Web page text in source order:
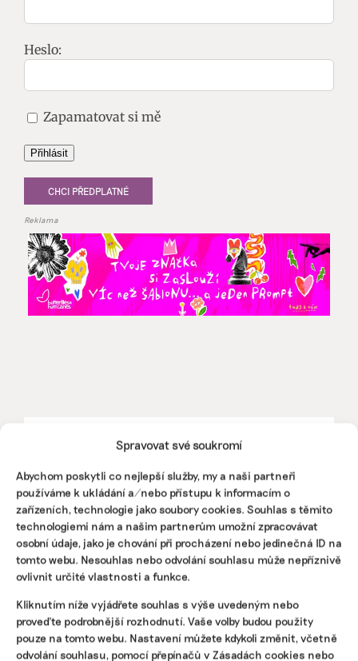
Spravovat své soukromí
Abychom poskytli co nejlepší služby, my a naši partneři
používáme k ukládání a/nebo přístupu k informacím o
zařízeních, technologie jako soubory cookies. Souhlas s těmito
technologiemi nám a našim partnerům umožní zpracovávat
osobní údaje, jako je chování při procházení nebo jedinečná ID na
tomto webu. Nesouhlas nebo odvolání souhlasu může nepříznivě
ovlivnit určité vlastnosti a funkce.
Kliknutím níže vyjádřete souhlas s výše uvedeným nebo
proveďte podrobnější rozhodnutí. Vaše volby budou použity
pouze na tomto webu. Nastavení můžete kdykoli změnit, včetně
odvolání souhlasu, pomocí přepínačů v Zásadách cookies nebo
Heslo:
Zapamatovat si mě
Přihlásit
CHCI PŘEDPLATNÉ
Reklama
Pomozte udržet důležité
informace dostupné všem.
Díky vaší podpoře se můžeme pustit do témat,
která by jinak nevznikla.
Přispějte na vznik obsahu.